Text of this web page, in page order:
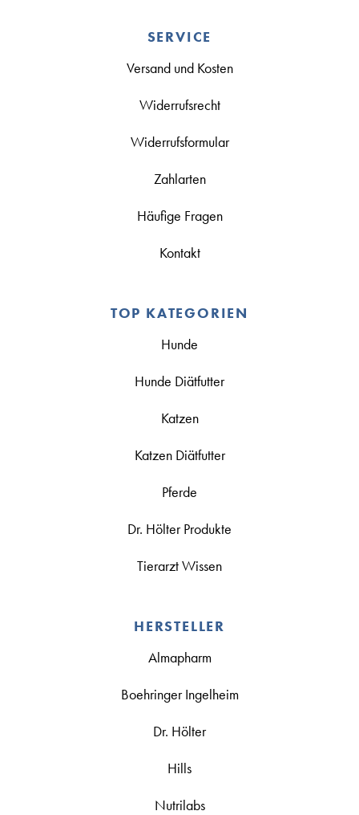
SERVICE
Versand und Kosten
Widerrufsrecht
Widerrufsformular
Zahlarten
Häufige Fragen
Kontakt
TOP KATEGORIEN
Hunde
Hunde Diätfutter
Katzen
Katzen Diätfutter
Pferde
Dr. Hölter Produkte
Tierarzt Wissen
HERSTELLER
Almapharm
Boehringer Ingelheim
Dr. Hölter
Hills
Nutrilabs